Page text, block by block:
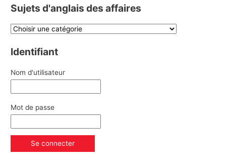
Sujets d'anglais des affaires
Identifiant
Nom d'utilisateur
Mot de passe